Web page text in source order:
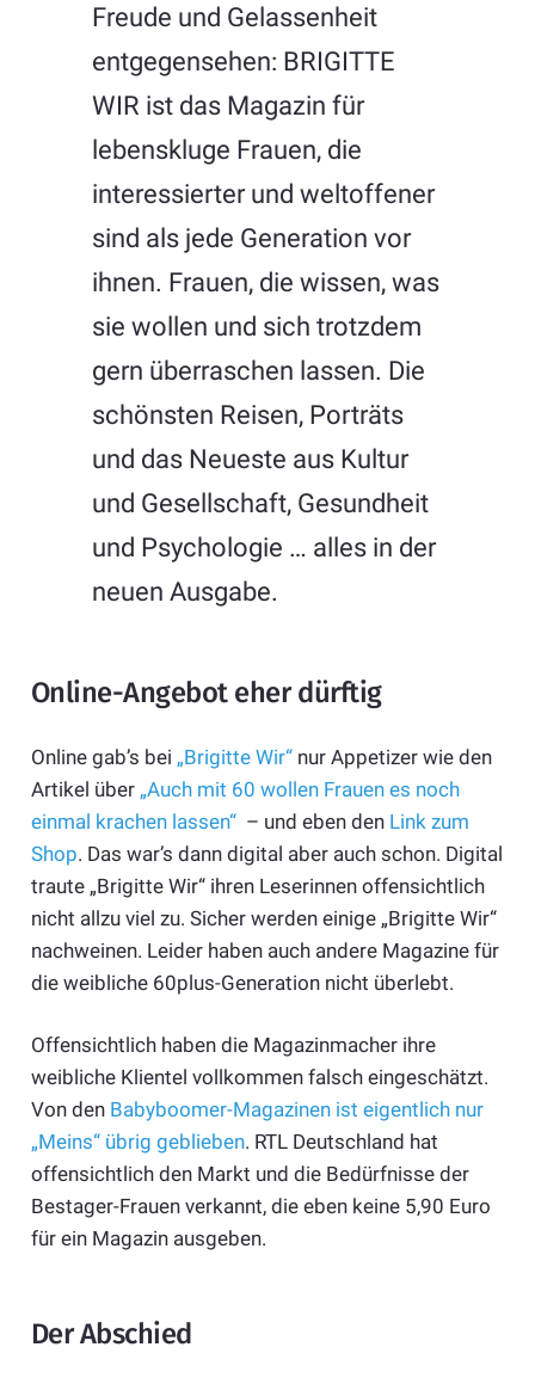
Freude und Gelassenheit
entgegensehen: BRIGITTE
WIR ist das Magazin für
lebenskluge Frauen, die
interessierter und weltoffener
sind als jede Generation vor
ihnen. Frauen, die wissen, was
sie wollen und sich trotzdem
gern überraschen lassen. Die
schönsten Reisen, Porträts
und das Neueste aus Kultur
und Gesellschaft, Gesundheit
und Psychologie … alles in der
neuen Ausgabe.
Online-Angebot eher dürftig
Online gab’s bei „Brigitte Wir“nur Appetizer wie den
Artikel über „Auch mit 60 wollen Frauen es noch
einmal krachen lassen“– und eben den Link zum
Shop. Das war’s dann digital aber auch schon. Digital
traute „Brigitte Wir“ ihren Leserinnen offensichtlich
nicht allzu viel zu. Sicher werden einige „Brigitte Wir“
nachweinen. Leider haben auch andere Magazine für
die weibliche 60plus-Generation nicht überlebt.
Offensichtlich haben die Magazinmacher ihre
weibliche Klientel vollkommen falsch eingeschätzt.
Von den Babyboomer-Magazinen ist eigentlich nur
„Meins“ übrig geblieben. RTL Deutschland hat
offensichtlich den Markt und die Bedürfnisse der
Bestager-Frauen verkannt, die eben keine 5,90 Euro
für ein Magazin ausgeben.
Der Abschied